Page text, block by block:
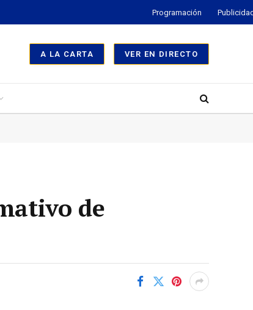
Programación
A LA CARTA VER EN DIRECTO
de